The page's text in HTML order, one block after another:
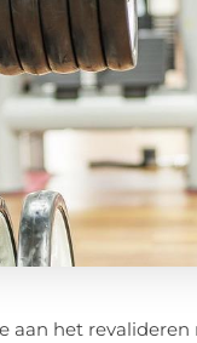
het revalideren